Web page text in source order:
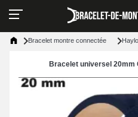
Bracelet montre connectée
Bracelet universel 20mm